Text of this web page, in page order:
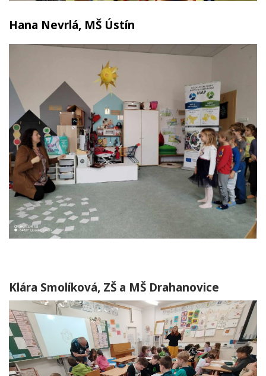
Hana Nevrlá, MŠ Ústín
Klára Smolíková, ZŠ a MŠ Drahanovice